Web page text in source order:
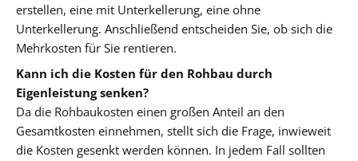
erstellen, eine mit Unterkellerung, eine ohne
Unterkellerung. Anschließend entscheiden Sie, ob sich die
Mehrkosten für Sie rentieren.
Kann ich die Kosten für den Rohbau durch
Eigenleistung senken?
Da die Rohbaukosten einen großen Anteil an den
Gesamtkosten einnehmen, stellt sich die Frage, inwieweit
die Kosten gesenkt werden können. In jedem Fall sollten